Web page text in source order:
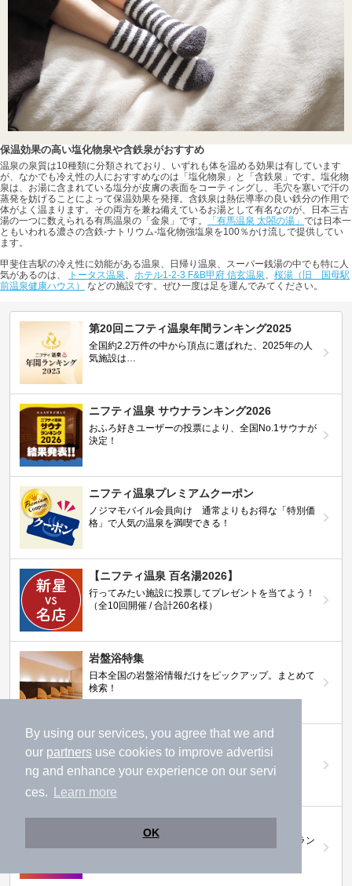
By using our services, you agree that we and
our partners use cookies to improve advertisi
ng and enhance your experience on our servi
ces.
Learn more
OK
保温効果の高い塩化物泉や含鉄泉がおすすめ
温泉の泉質は10種類に分類されており、いずれも体を温める効果は有しています
が、なかでも冷え性の人におすすめなのは「塩化物泉」と「含鉄泉」です。塩化物
泉は、お湯に含まれている塩分が皮膚の表面をコーティングし、毛穴を塞いで汗の
蒸発を妨げることによって保温効果を発揮。含鉄泉は熱伝導率の良い鉄分の作用で
体がよく温まります。その両方を兼ね備えているお湯として有名なのが、日本三古
湯の一つに数えられる有馬温泉の「金泉」です。
「有馬温泉 太閤の湯」 では日本一
ともいわれる濃さの含鉄-ナトリウム-塩化物強塩泉を100％かけ流しで提供してい
ます。
甲斐住吉駅の冷え性に効能がある温泉、日帰り温泉、スーパー銭湯の中でも特に人
気があるのは、
トータス温泉、 ホテル1-2-3 F&B甲府 信玄温泉、 桜湯（旧 国母駅
前温泉健康ハウス）
などの施設です。ぜひ一度は足を運んでみてください。
第20回ニフティ温泉年間ランキング2025
全国約2.2万件の中から頂点に選ばれた、2025年の人
気施設は…
ニフティ温泉 サウナランキング2026
おふろ好きユーザーの投票により、全国No.1サウナが
決定！
ニフティ温泉プレミアムクーポン
ノジマモバイル会員向け 通常よりもお得な「特別価
格」で人気の温泉を満喫できる！
【ニフティ温泉 百名湯2026】
行ってみたい施設に投票してプレゼントを当てよう！
（全10回開催 / 合計260名様）
岩盤浴特集
日本全国の岩盤浴情報だけをピックアップ。まとめて
検索！
ニフティ温泉ニュース
温泉にもっと行きたくなる！お得な情報を掲載中
温浴施設をお得に楽しめるサブスクリプションプラン